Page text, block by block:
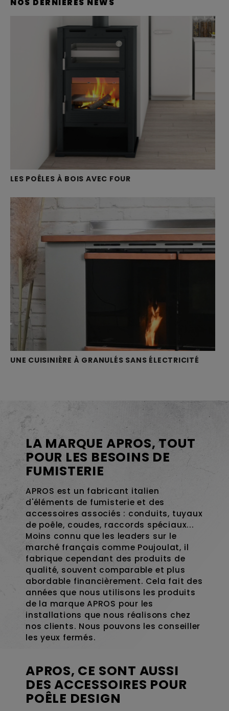
LES POÊLES À BOIS AVEC FOUR
UNE CUISINIÈRE À GRANULÉS SANS ÉLECTRICITÉ
LA MARQUE APROS, TOUT
POUR LES BESOINS DE
FUMISTERIE
APROS est un fabricant italien
d'éléments de fumisterie et des
accessoires associés : conduits, tuyaux
de poêle, coudes, raccords spéciaux...
Moins connu que les leaders sur le
marché français comme Poujoulat, il
fabrique cependant des produits de
qualité, souvent comparable et plus
abordable financièrement. Cela fait des
années que nous utilisons les produits
de la marque APROS pour les
installations que nous réalisons chez
nos clients. Nous pouvons les conseiller
les yeux fermés.
APROS, CE SONT AUSSI
DES ACCESSOIRES POUR
POÊLE DESIGN